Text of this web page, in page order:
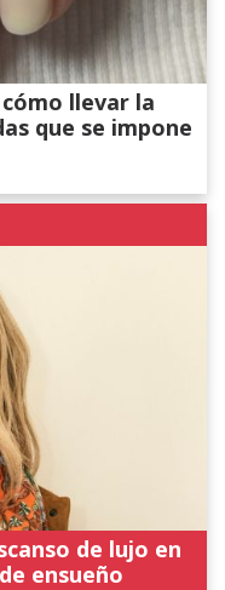
llevar la
que se impone
de lujo en
ensueño